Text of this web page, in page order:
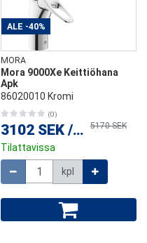
ALE -40%
MORA
Mora 9000Xe Keittiöhana
Apk
86020010 Kromi
(0)
3102 SEK / kpl5170 SEK
Tilattavissa
kpl